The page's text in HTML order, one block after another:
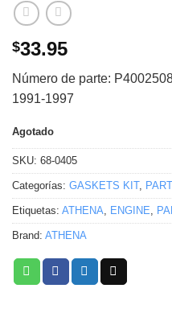
$33.95
Número de parte:
1991-1997
Agotado
SKU: 68-0405
Categorías: GASKETS KIT,
Etiquetas: ATHENA, ENGINE,
Brand: ATHENA